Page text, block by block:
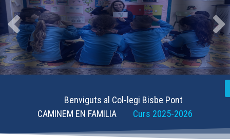
Benviguts al Col-legi Bisbe Pont
CAMINEM EN FAMILIA Curs 2025-2026